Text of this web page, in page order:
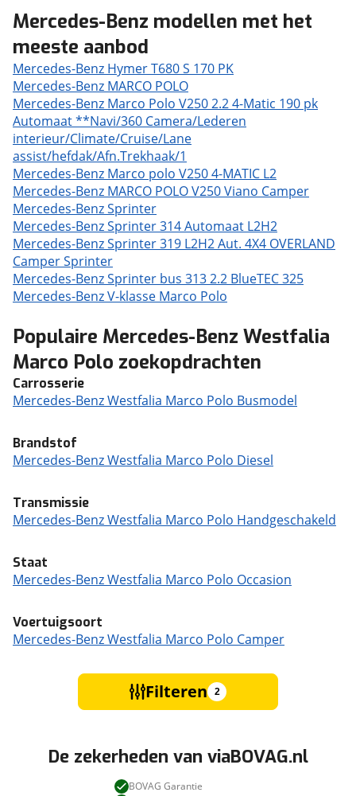
Mercedes-Benz modellen met het
meeste aanbod
Mercedes-Benz Hymer T680 S 170 PK
Mercedes-Benz MARCO POLO
Mercedes-Benz Marco Polo V250 2.2 4-Matic 190 pk
Automaat **Navi/360 Camera/Lederen
interieur/Climate/Cruise/Lane
assist/hefdak/Afn.Trekhaak/1
Mercedes-Benz Marco polo V250 4-MATIC L2
Mercedes-Benz MARCO POLO V250 Viano Camper
Mercedes-Benz Sprinter
Mercedes-Benz Sprinter 314 Automaat L2H2
Mercedes-Benz Sprinter 319 L2H2 Aut. 4X4 OVERLAND
Camper Sprinter
Mercedes-Benz Sprinter bus 313 2.2 BlueTEC 325
Mercedes-Benz V-klasse Marco Polo
Populaire Mercedes-Benz Westfalia
Marco Polo zoekopdrachten
Carrosserie
Mercedes-Benz Westfalia Marco Polo Busmodel
Brandstof
Mercedes-Benz Westfalia Marco Polo Diesel
Transmissie
Mercedes-Benz Westfalia Marco Polo Handgeschakeld
Staat
Mercedes-Benz Westfalia Marco Polo Occasion
Voertuigsoort
Mercedes-Benz Westfalia Marco Polo Camper
Filteren 2
De zekerheden van viaBOVAG.nl
BOVAG Garantie